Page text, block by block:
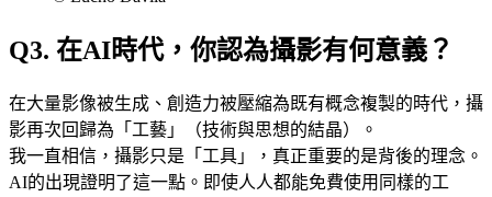
Q3. 在AI時代，你認為攝影有何意義？
在大量影像被生成、創造力被壓縮為既有概念複製的時代，攝
影再次回歸為「工藝」（技術與思想的結晶）。
我一直相信，攝影只是「工具」，真正重要的是背後的理念。
AI的出現證明了這一點。即使人人都能免費使用同樣的工